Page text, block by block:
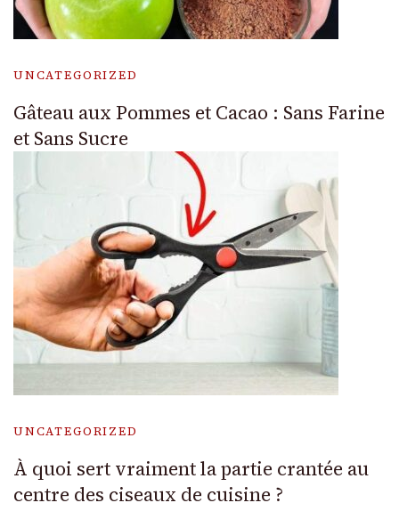
UNCATEGORIZED
Gâteau aux Pommes et Cacao : Sans Farine
et Sans Sucre
UNCATEGORIZED
À quoi sert vraiment la partie crantée au
centre des ciseaux de cuisine ?